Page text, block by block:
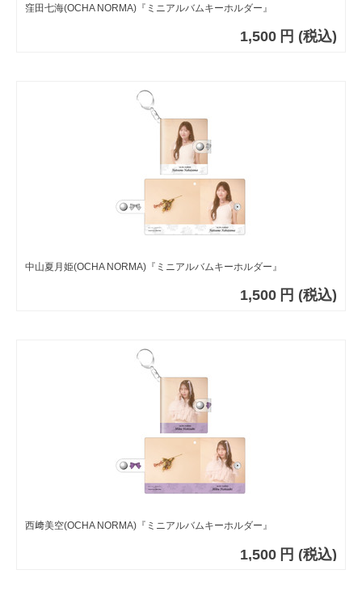
窪田七海(OCHA NORMA)『ミニアルバムキーホルダー』
1,500 円 (税込)
中山夏月姫(OCHA NORMA)『ミニアルバムキーホルダー』
1,500 円 (税込)
西﨑美空(OCHA NORMA)『ミニアルバムキーホルダー』
1,500 円 (税込)